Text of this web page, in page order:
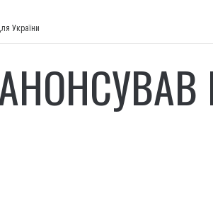
України